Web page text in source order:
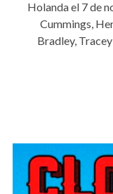
Holanda el 7 de
Cummings,
Bradley,